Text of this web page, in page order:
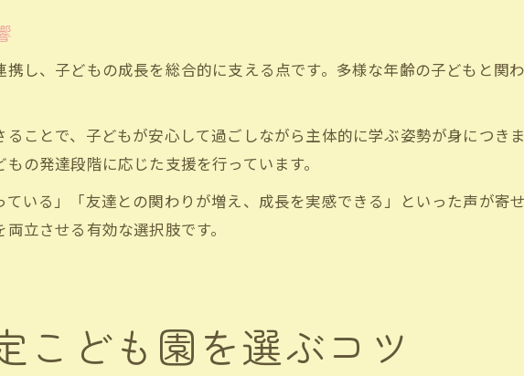
し、子どもの成長を総合的に支える点です。多様な年齢の子どもと関
ことで、子どもが安心して過ごしながら主体的に学ぶ姿勢が身につき
の発達段階に応じた支援を行っています。
いる」「友達との関わりが増え、成長を実感できる」といった声が寄
立させる有効な選択肢です。
こども園を選ぶコツ